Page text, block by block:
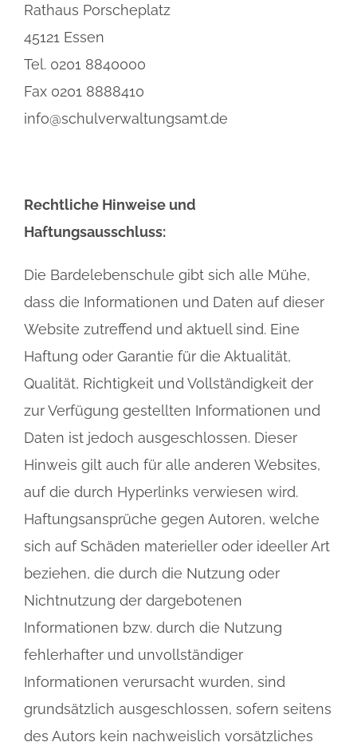
Rathaus Porscheplatz
45121 Essen
Tel. 0201 8840000
Fax 0201 8888410
info@schulverwaltungsamt.de
Rechtliche Hinweise und
Haftungsausschluss:
Die Bardelebenschule gibt sich alle Mühe,
dass die Informationen und Daten auf dieser
Website zutreffend und aktuell sind. Eine
Haftung oder Garantie für die Aktualität,
Qualität, Richtigkeit und Vollständigkeit der
zur Verfügung gestellten Informationen und
Daten ist jedoch ausgeschlossen. Dieser
Hinweis gilt auch für alle anderen Websites,
auf die durch Hyperlinks verwiesen wird.
Haftungsansprüche gegen Autoren, welche
sich auf Schäden materieller oder ideeller Art
beziehen, die durch die Nutzung oder
Nichtnutzung der dargebotenen
Informationen bzw. durch die Nutzung
fehlerhafter und unvollständiger
Informationen verursacht wurden, sind
grundsätzlich ausgeschlossen, sofern seitens
des Autors kein nachweislich vorsätzliches